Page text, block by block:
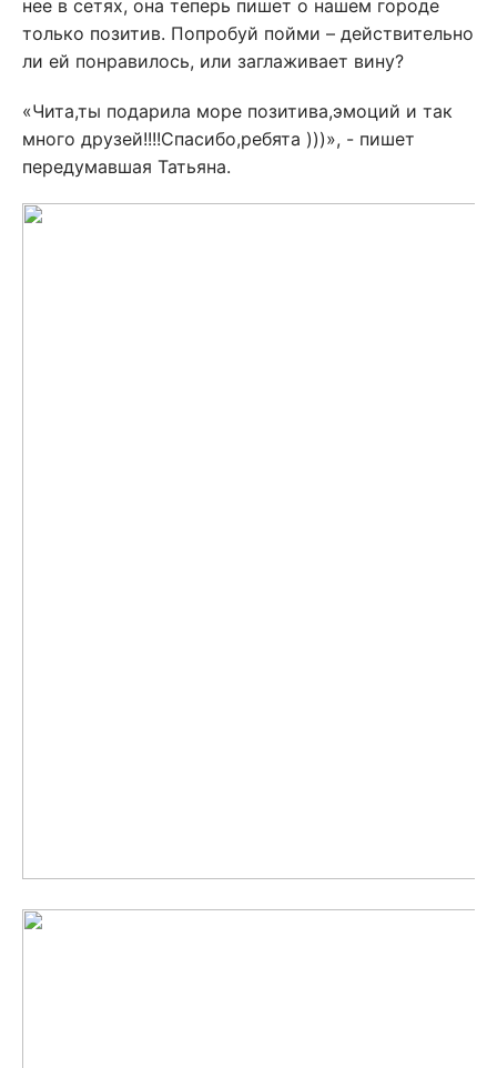
нее в сетях, она теперь пишет о нашем городе
только позитив. Попробуй пойми – действительно
ли ей понравилось, или заглаживает вину?
«Чита,ты подарила море позитива,эмоций и так
много друзей!!!!Спасибо,ребята )))», - пишет
передумавшая Татьяна.